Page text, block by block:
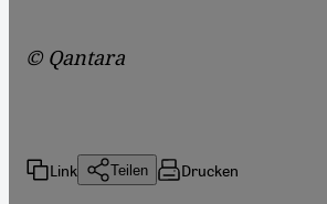
© Qantara
Link Teilen Drucken